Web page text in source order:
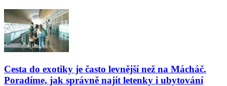
Cesta do exotiky je často levnější než na Mácháč.
Poradíme, jak správně najít letenky i ubytování